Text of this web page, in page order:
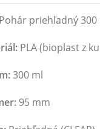
priehľadný 300
PLA (bioplast z
300 ml
95 mm